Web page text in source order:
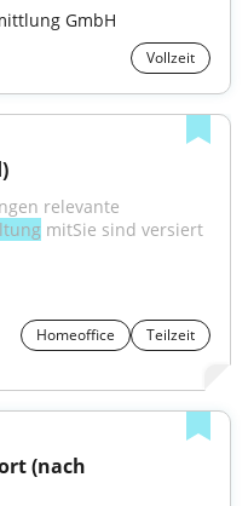
GmbH
Vollzeit
relevante
mitSie sind versiert
Homeoffice
Teilzeit
(nach